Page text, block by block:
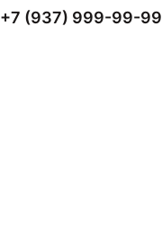
+7 (937) 999-99-99